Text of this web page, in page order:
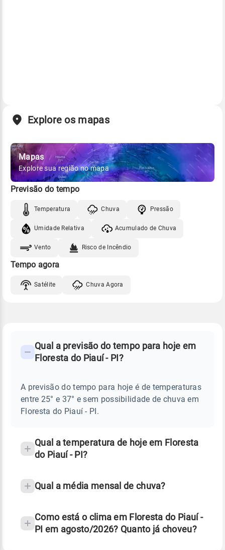
Explore os mapas
Mapas
Explore sua região no mapa
Previsão do tempo
Temperatura Chuva Pressão
Umidade Relativa Acumulado de Chuva
Vento Risco de Incêndio
Tempo agora
Satélite Chuva Agora
TEMPO
FLORESTA
Perguntas
sobre
chuva
Qual a previsão do tempo para hoje em
Floresta do Piauí - PI?
A previsão do tempo para hoje é de temperaturas
entre 25° e 37° e sem possibilidade de chuva em
Floresta do Piauí - PI.
Qual a temperatura de hoje em Floresta
do Piauí - PI?
Qual a média mensal de chuva?
Como está o clima em Floresta do Piauí -
PI em agosto/2026? Quanto já choveu?